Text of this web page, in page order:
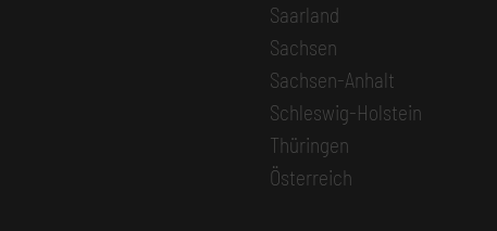
Saarland
Sachsen
Sachsen-Anhalt
Schleswig-Holstein
Thüringen
Österreich